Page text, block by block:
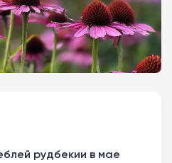
рудбекии в мае